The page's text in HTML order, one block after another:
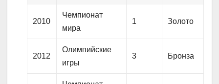
2010
Чемпионат
мира
1 Золото
2012
Олимпийские
игры
3 Бронза